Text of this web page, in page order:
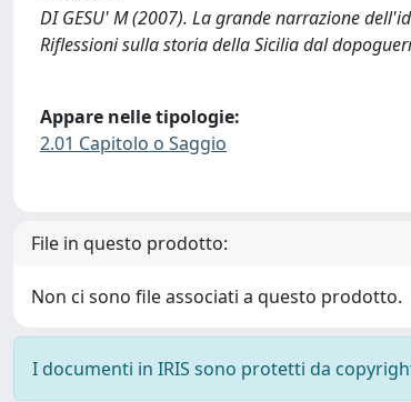
DI GESU' M (2007). La grande narrazione
Riflessioni sulla storia della Sicilia dal
Appare nelle tipologie:
2.01 Capitolo o Saggio
File in questo prodotto:
Non ci sono file associati a questo prodotto.
I documenti in IRIS sono protetti da